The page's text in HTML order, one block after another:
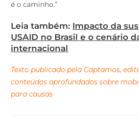
USAID no Brasil e o cenário
internacional
conteúdos aprofundados sobre
para causas